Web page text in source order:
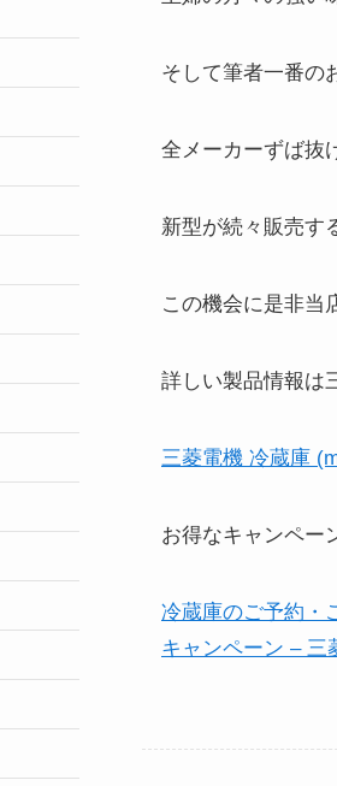
そして筆者一番の
全メーカーずば抜
新型が続々販売す
この機会に是非当
詳しい製品情報は
三菱電機 冷蔵庫
お得なキャンペー
冷蔵庫のご予約・
キャンペーン – 三